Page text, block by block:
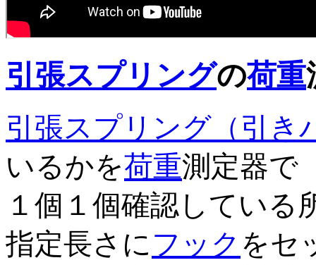
引張スプリングの荷重
引張スプリング（引き
いるかを荷重測定器で
１個１個確認している
指定長さに フック をセ